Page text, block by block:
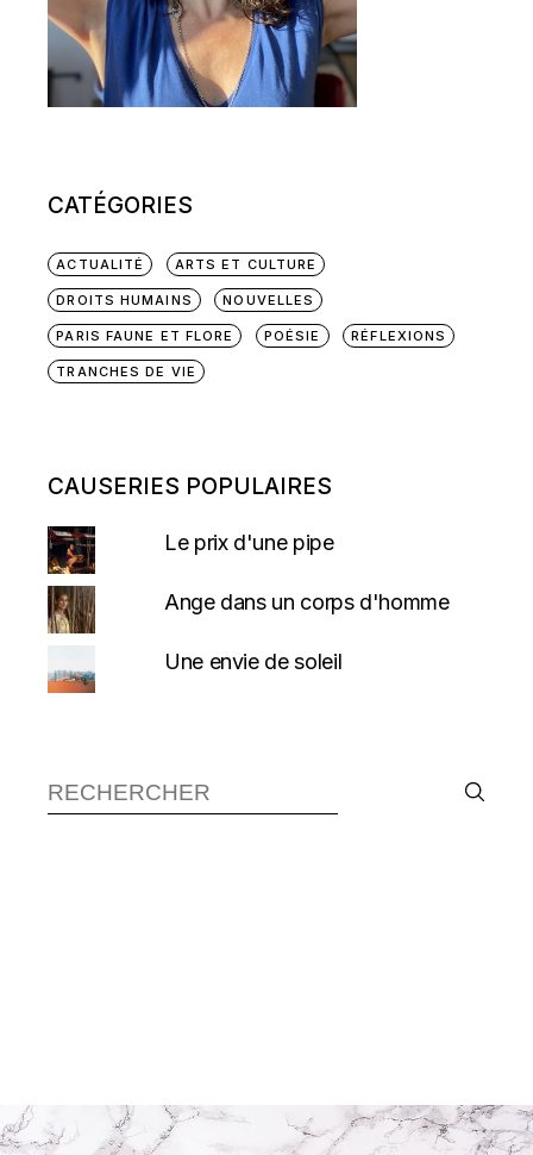
CATÉGORIES
ACTUALITÉ ARTS ET CULTURE
DROITS HUMAINS NOUVELLES
PARIS FAUNE ET FLORE POÉSIE RÉFLEXIONS
TRANCHES DE VIE
CAUSERIES POPULAIRES
Le prix d'une pipe
Ange dans un corps d'homme
Une envie de soleil